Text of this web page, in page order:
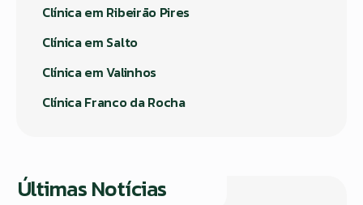
Clínica em Ribeirão Pires
Clínica em Salto
Clínica em Valinhos
Clínica Franco da Rocha
Últimas Notícias